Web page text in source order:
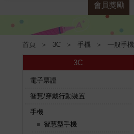
會員獎勵
首頁 ＞ 3C ＞ 手機 ＞ 一般手機
3C
電子票證
智慧/穿戴行動裝置
手機
智慧型手機